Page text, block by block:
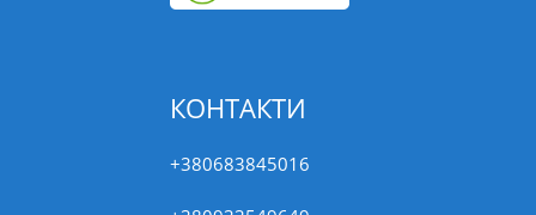
КОНТАКТИ
+380683845016